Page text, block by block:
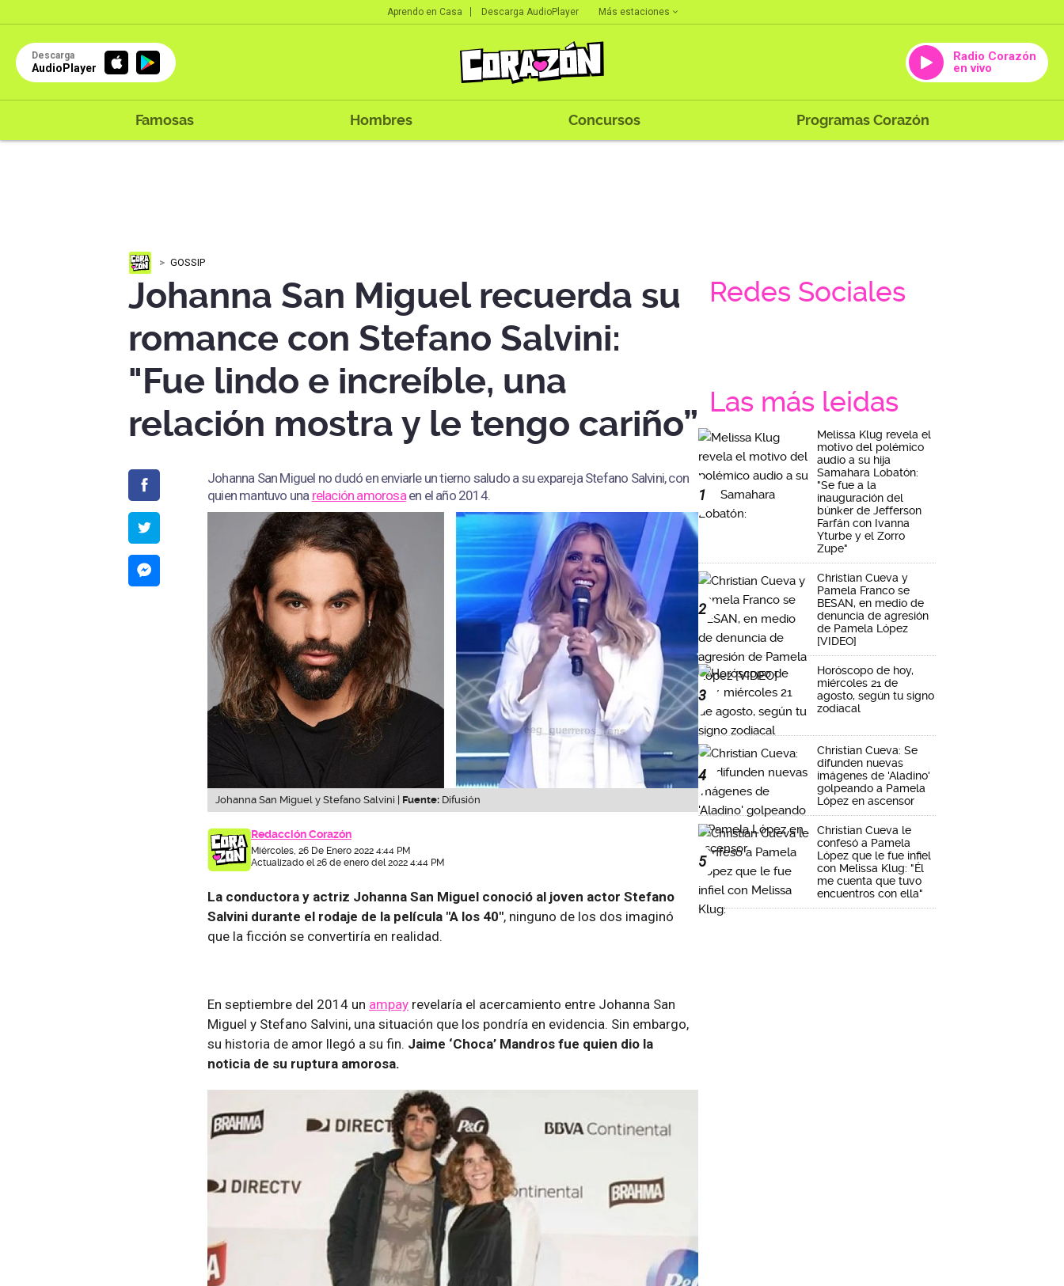
Aprendo en Casa Descarga AudioPlayer Más estaciones
Descarga
AudioPlayer
Radio Corazón
en vivo
Famosas Hombres Concursos Programas Corazón
GOSSIP
Johanna San Miguel recuerda su
romance con Stefano Salvini:
"Fue lindo e increíble, una
relación mostra y le tengo cariño”
Johanna San Miguel no dudó en enviarle un tierno saludo a su expareja Stefano Salvini, con
quien mantuvo una relación amorosaen el año 2014.
Johanna San Miguel y Stefano Salvini | Fuente: Difusión
Redacción Corazón
Miércoles, 26 De Enero 2022 4:44 PM
Actualizado el 26 de enero del 2022 4:44 PM
La conductora y actriz Johanna San Miguel conoció al joven actor Stefano
Salvini durante el rodaje de la película "A los 40", ninguno de los dos imaginó
que la ficción se convertiría en realidad.
En septiembre del 2014 un ampay revelaría el acercamiento entre Johanna San
Miguel y Stefano Salvini, una situación que los pondría en evidencia. Sin embargo,
su historia de amor llegó a su fin. Jaime ‘Choca’ Mandros fue quien dio la
noticia de su ruptura amorosa.
Redes Sociales
Las más leidas
1
Melissa Klug revela el
motivo del polémico
audio a su hija
Samahara Lobatón:
"Se fue a la
inauguración del
búnker de Jefferson
Farfán con Ivanna
Yturbe y el Zorro
Zupe"
2
Christian Cueva y
Pamela Franco se
BESAN, en medio de
denuncia de agresión
de Pamela López
[VIDEO]
3
Horóscopo de hoy,
miércoles 21 de
agosto, según tu signo
zodiacal
4
Christian Cueva: Se
difunden nuevas
imágenes de 'Aladino'
golpeando a Pamela
López en ascensor
5
Christian Cueva le
confesó a Pamela
López que le fue infiel
con Melissa Klug: "Él
me cuenta que tuvo
encuentros con ella"